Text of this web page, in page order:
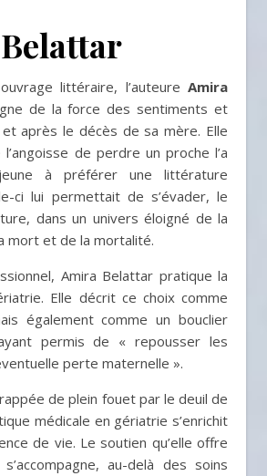
littéraire, l’auteure Amira
de la force des sentiments et
après le décès de sa mère. Elle
de perdre un proche l’a
à préférer une littérature
ci lui permettait de s’évader, le
dans un univers éloigné de la
mort et de la mortalité.
Amira Belattar pratique la
Elle décrit ce choix comme
également comme un bouclier
permis de « repousser les
perte maternelle ».
de plein fouet par le deuil de
médicale en gériatrie s’enrichit
de vie. Le soutien qu’elle offre
au-delà des soins